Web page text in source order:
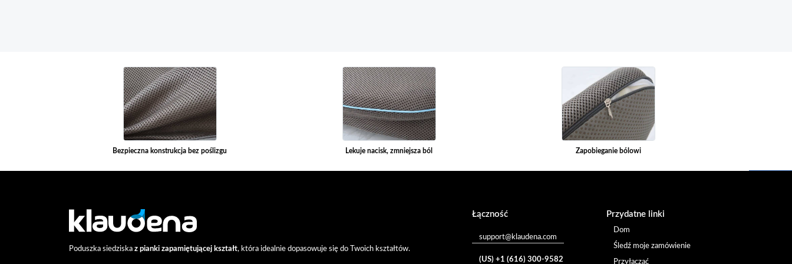
Bezpieczna konstrukcja bez poślizgu Lekuje nacisk, zmniejsza ból Zapobieganie bólowi
Poduszka siedziska z pianki zapamiętującej kształt, która idealnie dopasowuje się do Twoich kształtów.
Łączność
support@klaudena.com
(US) +1 (616) 300-9582
Przydatne linki
Dom
Śledź moje zamówienie
Przyłączać